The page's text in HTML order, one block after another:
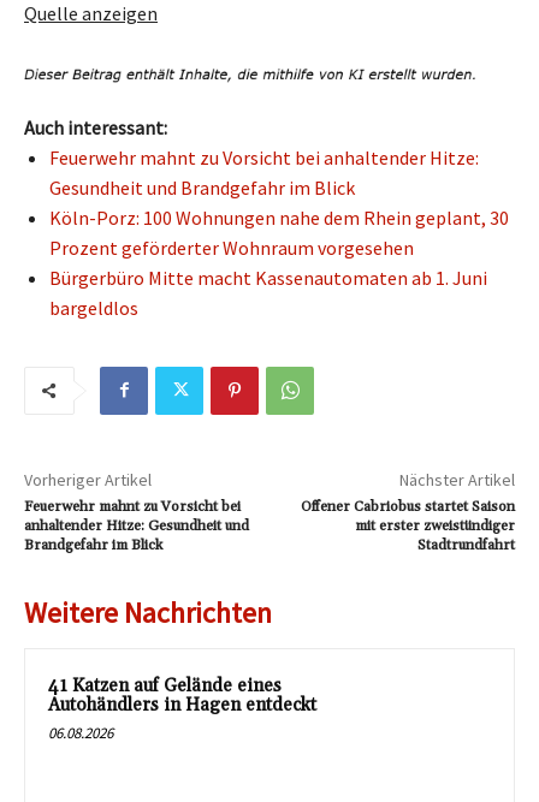
Quelle anzeigen
Auch interessant:
Feuerwehr mahnt zu Vorsicht bei anhaltender Hitze:
Gesundheit und Brandgefahr im Blick
Köln-Porz: 100 Wohnungen nahe dem Rhein geplant, 30
Prozent geförderter Wohnraum vorgesehen
Bürgerbüro Mitte macht Kassenautomaten ab 1. Juni
bargeldlos
Vorheriger Artikel
Feuerwehr mahnt zu Vorsicht bei
anhaltender Hitze: Gesundheit und
Brandgefahr im Blick
Nächster Artikel
Offener Cabriobus startet Saison
mit erster zweistündiger
Stadtrundfahrt
Weitere Nachrichten
41 Katzen auf Gelände eines
Autohändlers in Hagen entdeckt
06.08.2026